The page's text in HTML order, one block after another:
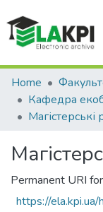
Communities &
All of DSpace
Home
Permanent URI
https://